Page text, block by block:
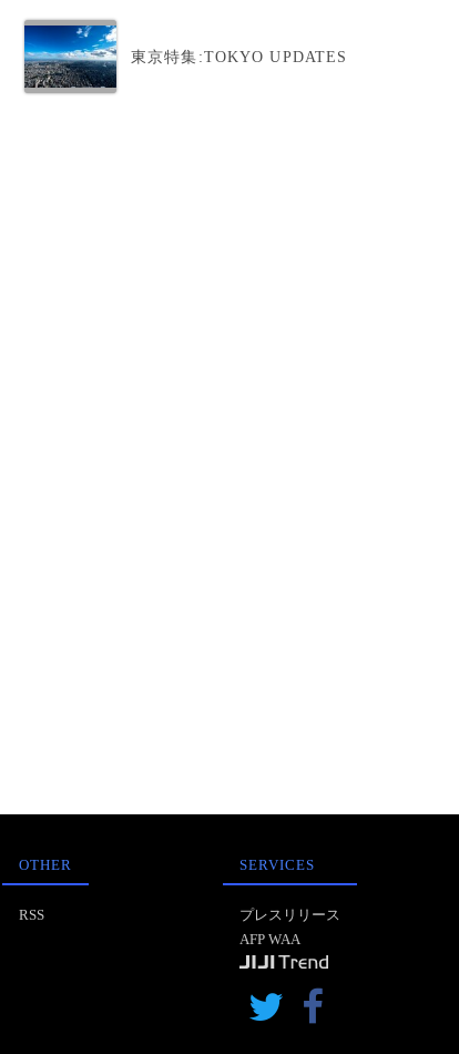
東京特集:TOKYO UPDATES
OTHER
RSS
SERVICES
プレスリリース
AFP WAA